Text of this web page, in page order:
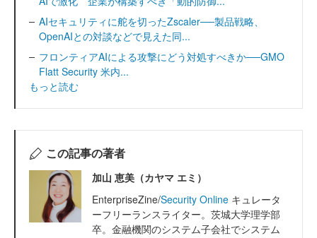
AIセキュリティに舵を切ったZscaler──製品戦略、
OpenAIとの対談などで見えた同...
フロンティアAIによる攻撃にどう対処すべきか──GMO
Flatt Security 米内...
もっと読む
この記事の著者
加山 恵美（カヤマ エミ）
EnterpriseZine/Security Online キュレータ
ーフリーランスライター。茨城大学理学部
卒。金融機関のシステム子会社でシステム